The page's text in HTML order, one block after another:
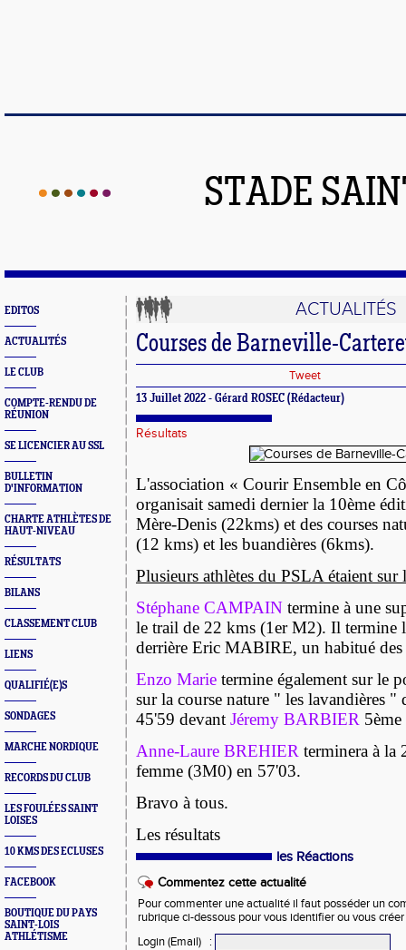
STADE
EDITOS
ACTUALITÉS
LE CLUB
COMPTE-RENDU DE
RÉUNION
SE LICENCIER AU SSL
BULLETIN
D'INFORMATION
CHARTE ATHLÈTES DE
HAUT-NIVEAU
RÉSULTATS
BILANS
CLASSEMENT CLUB
LIENS
QUALIFIÉ(E)S
SONDAGES
MARCHE NORDIQUE
RECORDS DU CLUB
LES FOULÉES SAINT
LOISES
10 KMS DES ECLUSES
FACEBOOK
BOUTIQUE DU PAYS
SAINT-LOIS
ATHLÉTISME
ACTUALITÉS
Courses de Barneville-
Tweet
13 Juillet 2022 - Gérard ROSEC (Rédacteur)
Résultats
L'association « Courir Ensemble en
organisait samedi dernier la 10ème
Mère-Denis (22kms) et des courses
(12 kms) et les buandières (6kms).
Plusieurs athlètes du PSLA étaient sur
Stéphane CAMPAIN termine à une
le trail de 22 kms (1er M2). Il termine
derrière Eric MABIRE, un habitué des
Enzo Marie termine également sur le
sur la course nature " les lavandières "
45'59 devant Jéremy BARBIER
Anne-Laure BREHIER terminera à la
femme (3M0) en 57'03.
Bravo à tous.
Les résultats
les Réactions
Commentez cette actualité
Pour commenter une actualité il faut posséder un
rubrique ci-dessous pour vous identifier ou vous
Login (Email)
: